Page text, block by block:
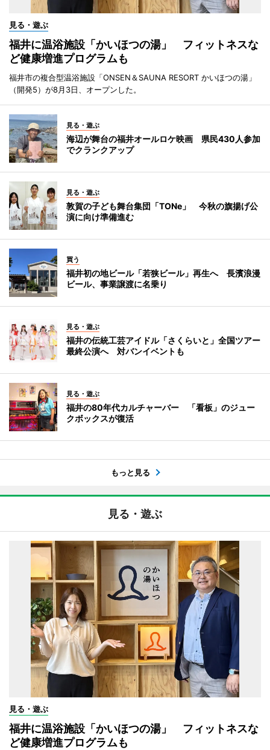
見る・遊ぶ
福井に温浴施設「かいほつの湯」 フィットネスな
ど健康増進プログラムも
福井市の複合型温浴施設「ONSEN＆SAUNA RESORT かいほつの湯」
（開発5）が8月3日、オープンした。
見る・遊ぶ
海辺が舞台の福井オールロケ映画 県民430人参加
でクランクアップ
見る・遊ぶ
敦賀の子ども舞台集団「TONe」 今秋の旗揚げ公
演に向け準備進む
買う
福井初の地ビール「若狭ビール」再生へ 長濱浪漫
ビール、事業譲渡に名乗り
見る・遊ぶ
福井の伝統工芸アイドル「さくらいと」全国ツアー
最終公演へ 対バンイベントも
見る・遊ぶ
福井の80年代カルチャーバー 「看板」のジュー
クボックスが復活
もっと見る
見る・遊ぶ
見る・遊ぶ
福井に温浴施設「かいほつの湯」 フィットネスな
ど健康増進プログラムも